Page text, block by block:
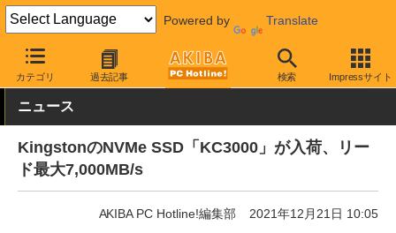
Powered by Translate
カテゴリ 過去記事 検索 Impressサイト
AKIBA PC Hotline! PCパーツ SSD Kingston Technology
ニュース
KingstonのNVMe SSD「KC3000」が入荷、リー
ド最大7,000MB/s
AKIBA PC Hotline!編集部 2021年12月21日 10:05